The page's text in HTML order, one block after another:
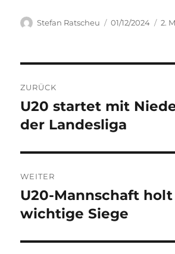
Autor
Stefan Ratscheu
Veröffentlicht
01/12/2024 2.
ZURÜCK
Vorheriger
Beitrag:
U20 startet mit
der Landesliga
WEITER
Nächster
Beitrag:
U20-Mannschaft
wichtige Siege